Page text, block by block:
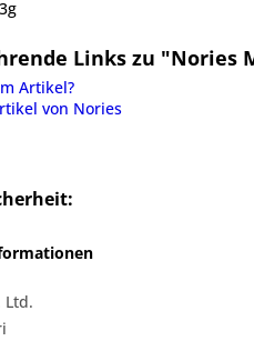
Links zu "Nories
Artikel?
von Nories
Ltd.